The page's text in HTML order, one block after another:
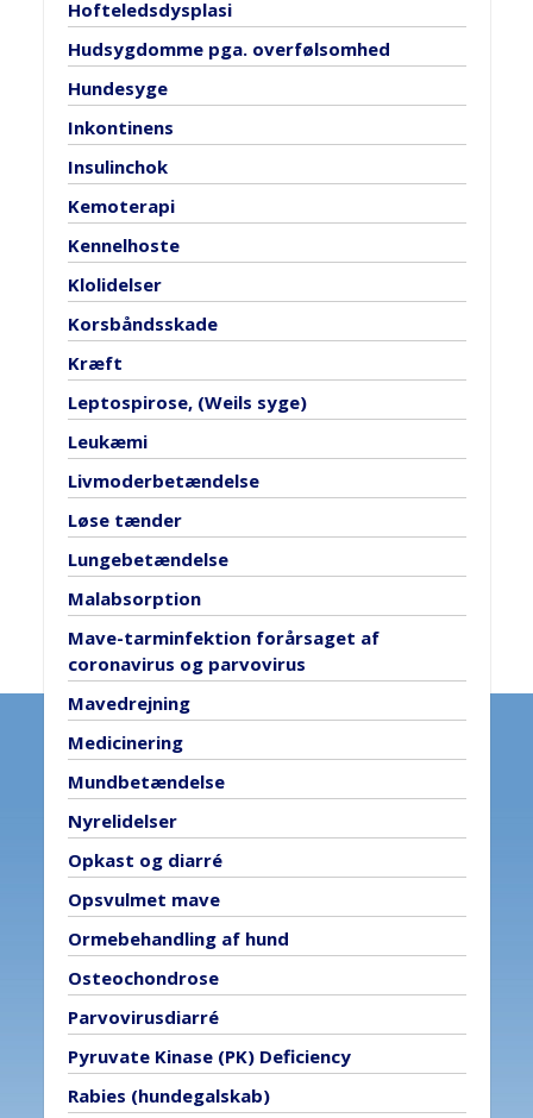
Hofteledsdysplasi
Hudsygdomme pga. overfølsomhed
Hundesyge
Inkontinens
Insulinchok
Kemoterapi
Kennelhoste
Klolidelser
Korsbåndsskade
Kræft
Leptospirose, (Weils syge)
Leukæmi
Livmoderbetændelse
Løse tænder
Lungebetændelse
Malabsorption
Mave-tarminfektion forårsaget af
coronavirus og parvovirus
Mavedrejning
Medicinering
Mundbetændelse
Nyrelidelser
Opkast og diarré
Opsvulmet mave
Ormebehandling af hund
Osteochondrose
Parvovirusdiarré
Pyruvate Kinase (PK) Deficiency
Rabies (hundegalskab)